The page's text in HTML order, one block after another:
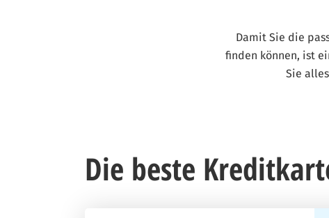
Damit Sie die
finden können, ist
Sie
Die beste